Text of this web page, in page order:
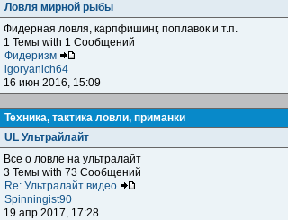
Ловля мирной рыбы
Фидерная ловля, карпфишинг, поплавок и т.п.
1 Темы with 1 Сообщений
Фидеризм
igoryanich64
16 июн 2016, 15:09
Техника, тактика ловли, приманки
UL Ультрайлайт
Все о ловле на ультралайт
3 Темы with 73 Сообщений
Re: Ультралайт видео
Spinningist90
19 апр 2017, 17:28